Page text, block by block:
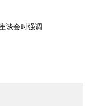
会时强调